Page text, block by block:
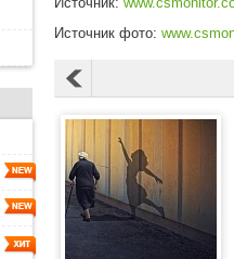
Источник фото: